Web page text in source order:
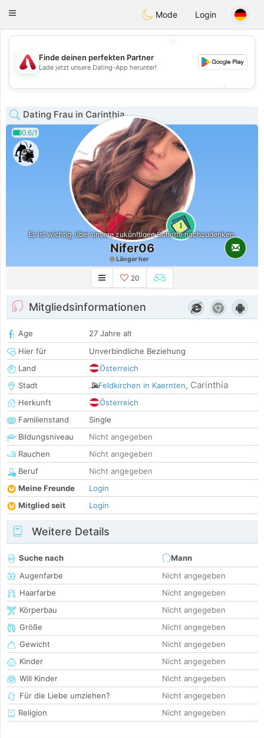
Österreich Chat
Toggle
Mode Login
💖
Finde deinen perfekten Partner
Lade jetzt unsere Dating-App herunter!
Dating Frau in Carinthia
0.6/1
1
Es ist wichtig, über unsere zukünftigen Schritte nachzudenken.
Nifer06
Länger her
20
Mitgliedsinformationen
Age
27 Jahre alt
Hier für
Unverbindliche Beziehung
Land
Österreich
Stadt
Feldkirchen in Kaernten, Carinthia
Herkunft
Österreich
Familienstand
Single
Bildungsniveau
Nicht angegeben
Rauchen
Nicht angegeben
Beruf
Nicht angegeben
Meine Freunde
Login
Mitglied seit
Login
Weitere Details
Suche nach
Mann
Augenfarbe
Nicht angegeben
Haarfarbe
Nicht angegeben
Körperbau
Nicht angegeben
Größe
Nicht angegeben
Gewicht
Nicht angegeben
Kinder
Nicht angegeben
Will Kinder
Nicht angegeben
Für die Liebe umziehen?
Nicht angegeben
Religion
Nicht angegeben